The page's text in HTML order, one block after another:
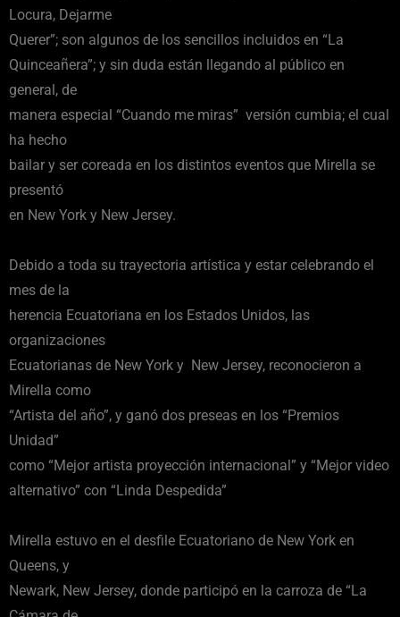
Locura, Dejarme
Querer”; son algunos de los sencillos incluidos en “La
Quinceañera”; y sin duda están llegando al público en
general, de
manera especial “Cuando me miras” versión cumbia; el cual
ha hecho
bailar y ser coreada en los distintos eventos que Mirella se
presentó
en New York y New Jersey.
Debido a toda su trayectoria artística y estar celebrando el
mes de la
herencia Ecuatoriana en los Estados Unidos, las
organizaciones
Ecuatorianas de New York y New Jersey, reconocieron a
Mirella como
“Artista del año”, y ganó dos preseas en los “Premios
Unidad”
como “Mejor artista proyección internacional” y “Mejor video
alternativo” con “Linda Despedida”
Mirella estuvo en el desfile Ecuatoriano de New York en
Queens, y
Newark, New Jersey, donde participó en la carroza de “La